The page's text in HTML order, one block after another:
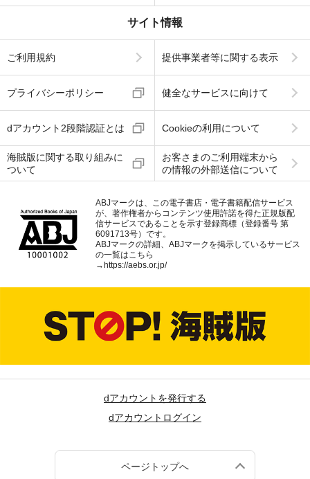
サイト情報
ご利用規約 提供事業者等に関する表示
プライバシーポリシー 健全なサービスに向けて
dアカウント2段階認証とは Cookieの利用について
海賊版に関する取り組みに
ついて
お客さまのご利用端末から
の情報の外部送信について
ABJマークは、この電子書店・電子書籍配信サービス
が、著作権者からコンテンツ使用許諾を得た正規版配
信サービスであることを示す登録商標（登録番号 第
6091713号）です。
ABJマークの詳細、ABJマークを掲示しているサービス
の一覧はこちら
→https://aebs.or.jp/
dアカウントを発行する
dアカウントログイン
ページトップへ